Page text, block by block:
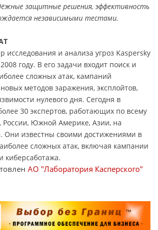
защитные решения, эффективность
независимыми тестами.
исследования и анализа угроз Kaspersky
году. В его задачи входит поиск и
сложных атак, кампаний
методов заражения, эксплойтов,
нулевого дня. Сегодня в
30 экспертов, работающих по всему
Южной Америке, Азии, на
Они известны своими достижениями в
сложных атак, включая кампании
киберсаботажа.
АО "Лаборатория Касперского"